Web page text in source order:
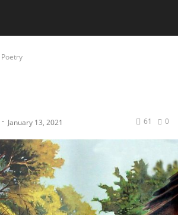
Poetry
- January 13, 2021 0
61